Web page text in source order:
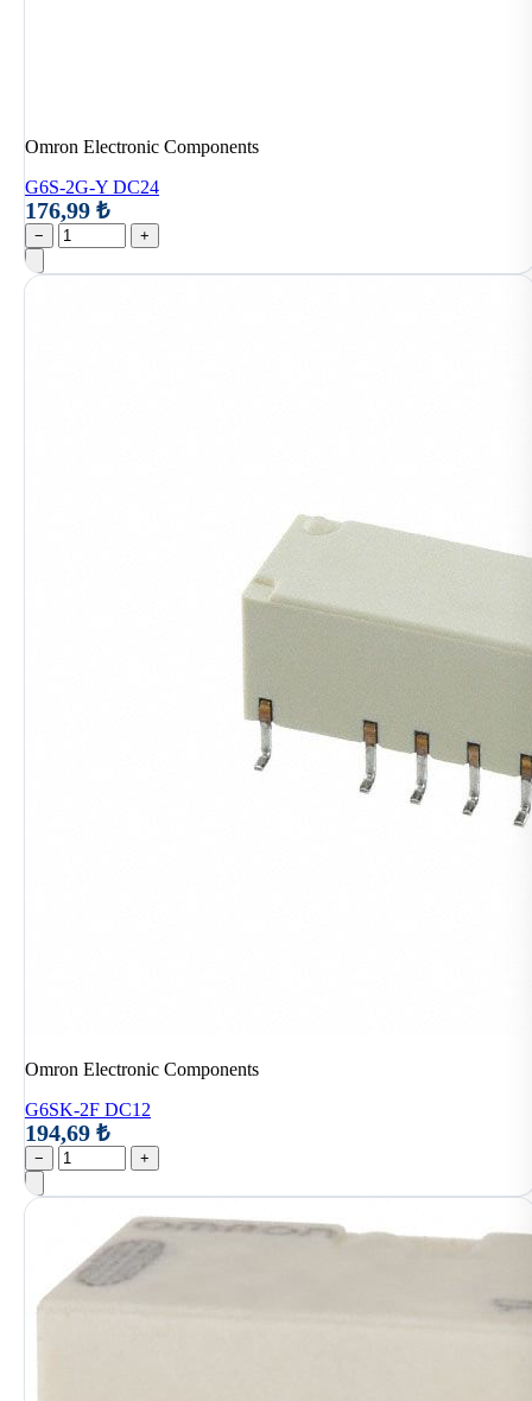
Omron Electronic Components
G6S-2G-Y DC24
176,99 ₺
− +
Omron Electronic Components
G6SK-2F DC12
194,69 ₺
− +